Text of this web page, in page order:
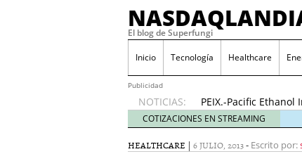
El blog de Superfungi
Inicio Tecnología Healthcare
Publicidad
NOTICIAS:
ODP.-Office
2016
NVAX.-Novavax
PEIX.-Pacific
(Actu..31/10/2016)
Pruebas de Gráficos
HIMX.-Himax
COTIZACIONES EN STREAMING
HEALTHCARE | 6 JULIO, 2013- Escrito por: